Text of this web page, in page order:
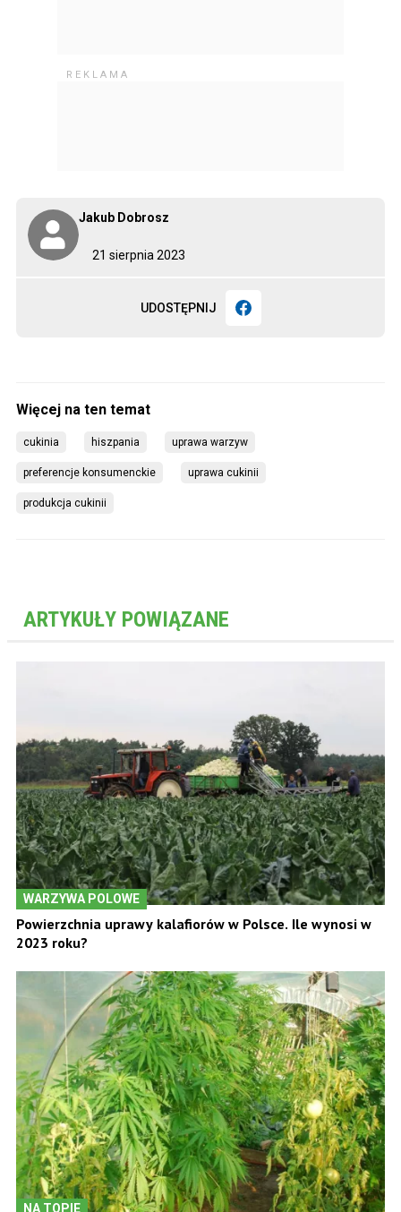
21 sierpnia 2023
Jakub Dobrosz
UDOSTĘPNIJ
cukinia hiszpania uprawa warzyw
preferencje konsumenckie uprawa cukinii
produkcja cukinii
ARTYKUŁY POWIĄZANE
WARZYWA POLOWE
Powierzchnia uprawy kalafiorów w Polsce. Ile wynosi w
2023 roku?
NA TOPIE